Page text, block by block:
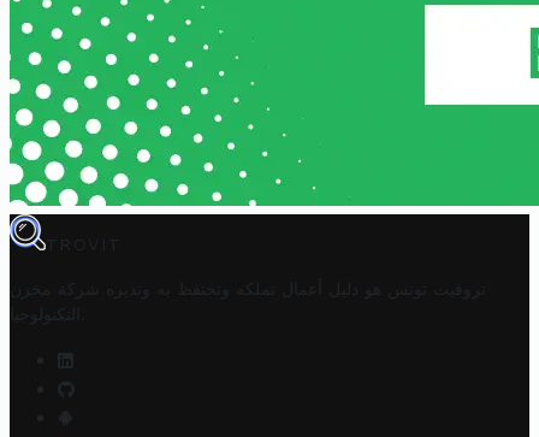
TROVIT
تروفيت تونس هو دليل أعمال تملكه وتحتفظ به وتديره
شركة مخزن
التكنولوجيا